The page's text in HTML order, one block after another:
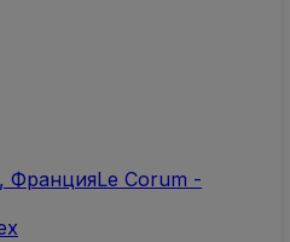
ФранцияLe Corum -